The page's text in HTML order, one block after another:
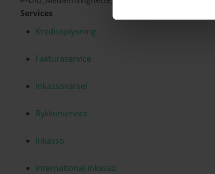
Services
Kreditoplysning
Fakturaservice
Inkassovarsel
Rykkerservice
Inkasso
International inkasso